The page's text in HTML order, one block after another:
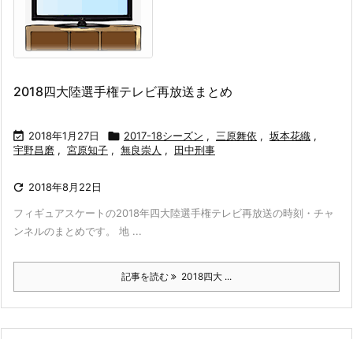
2018四大陸選手権テレビ再放送まとめ
 2018年1月27日  2017-18シーズン , 三原舞依 , 坂本花織 ,
宇野昌磨 , 宮原知子 , 無良崇人 , 田中刑事
 2018年8月22日
フィギュアスケートの2018年四大陸選手権テレビ再放送の時刻・チャ
ンネルのまとめです。 地 ...
記事を読む 2018四大 ...